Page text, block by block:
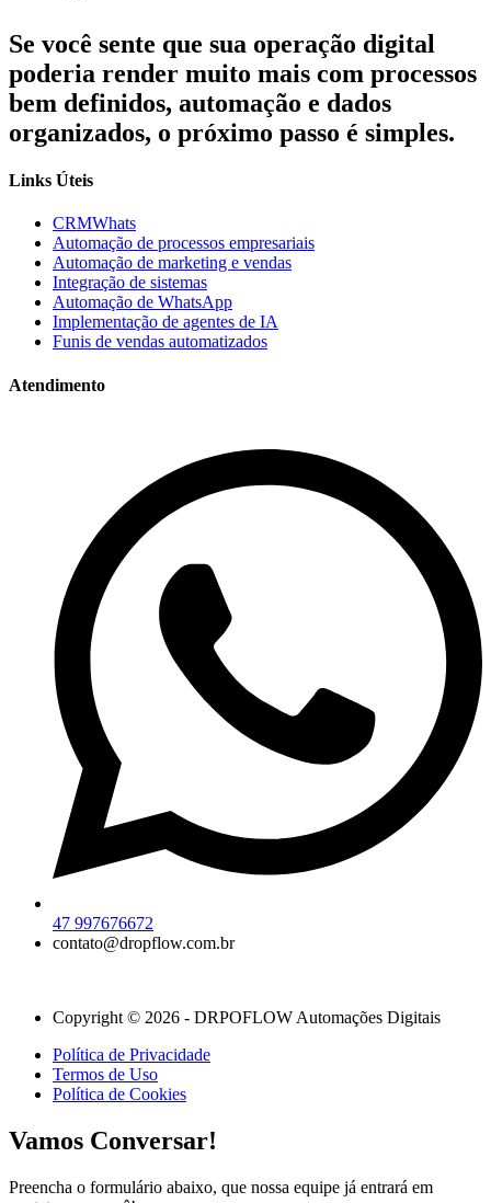
Se você sente que sua operação digital
poderia render muito mais com processos
bem definidos, automação e dados
organizados, o próximo passo é simples.
Links Úteis
CRMWhats
Automação de processos empresariais
Automação de marketing e vendas
Integração de sistemas
Automação de WhatsApp
Implementação de agentes de IA
Funis de vendas automatizados
Atendimento
47 997676672
contato@dropflow.com.br
Copyright © 2026 - DRPOFLOW Automações Digitais
Política de Privacidade
Termos de Uso
Política de Cookies
Vamos Conversar!
Preencha o formulário abaixo, que nossa equipe já entrará em